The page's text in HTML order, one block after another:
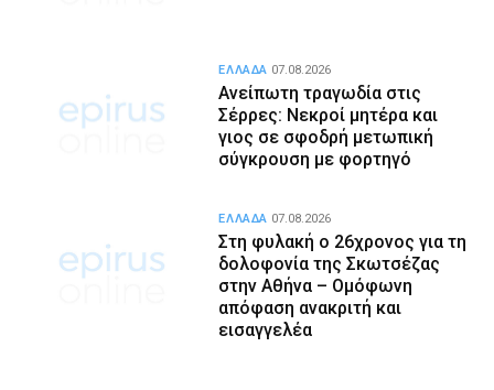
Ανείπωτη τραγωδία στις
Σέρρες: Νεκροί μητέρα και
γιος σε σφοδρή μετωπική
σύγκρουση με φορτηγό
ΕΛΛΑΔΑ 07.08.2026
Στη φυλακή ο 26χρονος για τη
δολοφονία της Σκωτσέζας
στην Αθήνα – Ομόφωνη
απόφαση ανακριτή και
εισαγγελέα
ΕΛΛΑΔΑ 07.08.2026